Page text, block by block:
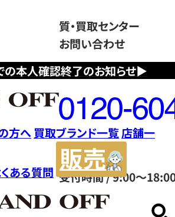
の本人確認終了のお知らせ▶
質・買取センター
お問い合わせ
フ
リ
ー
ダ
イ
ヤ
ル
0120604117
受付時間 / 9:00～
方へ 買取ブランド一覧店舗一
ある質問
サ